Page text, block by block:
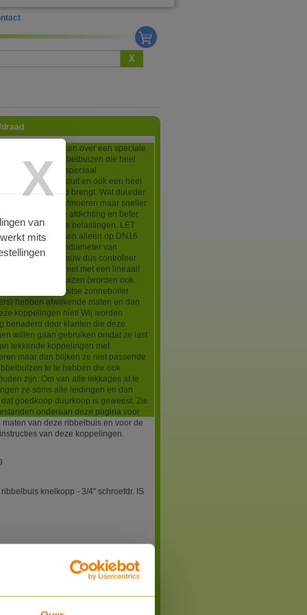
X
X
van
mits
beschikken over een speciale
voor RVS ribbelbuizen die heel
monteren zonder speciaal
zeer goed afsluit en ook een heel
tot stand brengt. Wat duurder
met wartelmoeren maar sneller
met een betere afdichting en beter
mechanische belastingen. LET
passen alleen op DN16
met een buitendiameter van
dat komt heel nauw dus controleer
schuifmaat en niet met een lineaal!
DN16 ribbelbuizen (worden ook
door goedkope Duitse zonneboiler
hebben afwijkende maten en dan
koppelingen niet! Wij worden
benaderd door klanten die deze
willen gaan gebruiken omdat ze last
lekkende koppelingen met
maar dan blijken ze niet passende
te te hebben die ook
zijn. Om van alle lekkages af te
ze soms alle leidingen en dan
dat goedkoop duurkoop is geweest. Zie
onderaan deze pagina voor
maten van deze ribbelbuis en voor de
van deze koppelingen.
ribbelbuis knelkopp - 3/4" schroefdr. IS